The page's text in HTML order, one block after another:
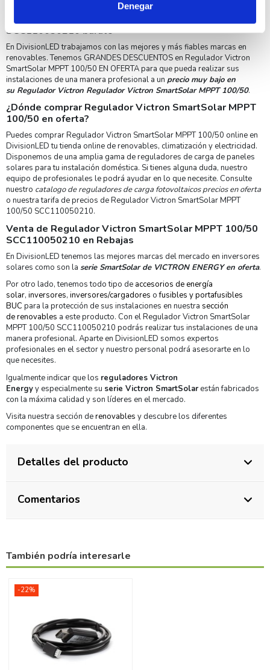
Denegar
Precio de Regulador Victron SmartSolar MPPT 100/50
SCC110050210 barato
En DivisionLED trabajamos con las mejores y más fiables marcas en
renovables. Tenemos GRANDES DESCUENTOS en Regulador Victron
SmartSolar MPPT 100/50 EN OFERTA para que pueda realizar sus
instalaciones de una manera profesional a un precio muy bajo en
su Regulador Victron Regulador Victron SmartSolar MPPT 100/50.
¿Dónde comprar Regulador Victron SmartSolar MPPT
100/50 en oferta?
Puedes comprar Regulador Victron SmartSolar MPPT 100/50 online en
DivisionLED tu tienda online de renovables, climatización y electricidad.
Disponemos de una amplia gama de reguladores de carga de paneles
solares para tu instalación doméstica. Si tienes alguna duda, nuestro
equipo de profesionales le podrá ayudar en lo que necesite. Consulte
nuestro catalogo de reguladores de carga fotovoltaicos precios en oferta
o nuestra tarifa de precios de Regulador Victron SmartSolar MPPT
100/50 SCC110050210.
Venta de Regulador Victron SmartSolar MPPT 100/50
SCC110050210 en Rebajas
En DivisionLED tenemos las mejores marcas del mercado en inversores
solares como son la serie SmartSolar de VICTRON ENERGY en oferta.
Por otro lado, tenemos todo tipo de accesorios de energía
solar, inversores, inversores/cargadores ofusibles y portafusibles
BUC para la protección de sus instalaciones en nuestra sección
de renovables a este producto. Con el Regulador Victron SmartSolar
MPPT 100/50 SCC110050210 podrás realizar tus instalaciones de una
manera profesional. Aparte en DivisionLED somos expertos
profesionales en el sector y nuestro personal podrá asesorarte en lo
que necesites.
Igualmente indicar que los reguladores Victron
Energyy especialmente su serie Victron SmartSolarestán fabricados
con la máxima calidad y son líderes en el mercado.
Visita nuestra sección derenovables y descubre los diferentes
componentes que se encuentran en ella.
Detalles del producto
Comentarios
También podría interesarle
-22%